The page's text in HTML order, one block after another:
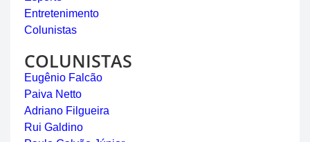
Entretenimento
Colunistas
COLUNISTAS
Eugênio Falcão
Paiva Netto
Adriano Filgueira
Rui Galdino